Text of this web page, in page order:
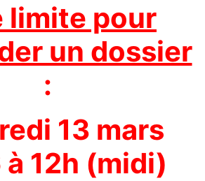
limite pour
un dossier
:
13 mars
12h (midi)